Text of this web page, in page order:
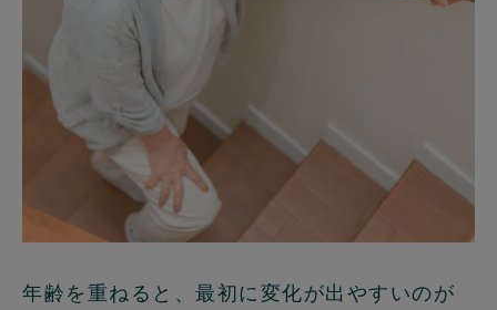
年齢を重ねると、最初に変化が出やすいのが